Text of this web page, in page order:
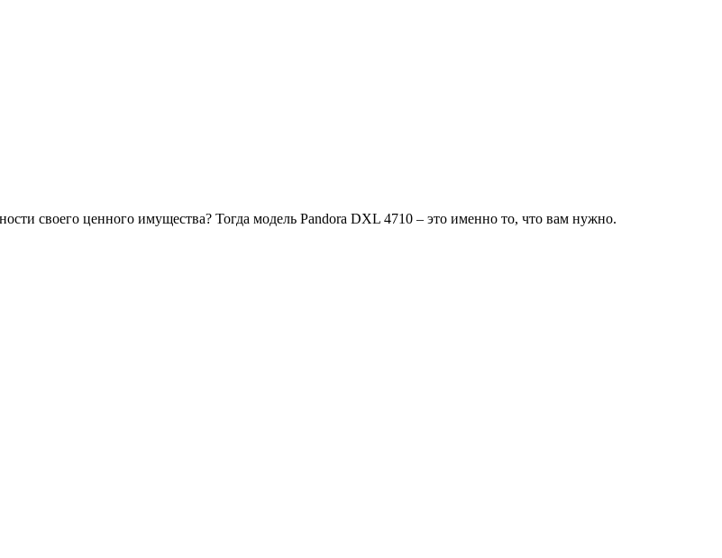
своего ценного имущества? Тогда модель Pandora DXL 4710 – это именно то, что вам нужно.